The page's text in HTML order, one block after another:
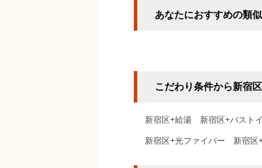
あなたにおすすめの類
こだわり条件から新宿
新宿区+給湯 新宿区+バスト
新宿区+光ファイバー 新宿区